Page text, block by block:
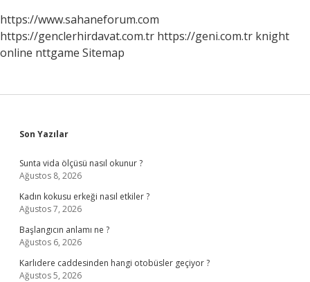
https://www.sahaneforum.com
https://genclerhirdavat.com.tr https://geni.com.tr knight
online nttgame Sitemap
Sidebar
Son Yazılar
Sunta vida ölçüsü nasıl okunur ?
Ağustos 8, 2026
Kadın kokusu erkeği nasıl etkiler ?
Ağustos 7, 2026
Başlangıcın anlamı ne ?
Ağustos 6, 2026
Karlıdere caddesinden hangi otobüsler geçiyor ?
Ağustos 5, 2026